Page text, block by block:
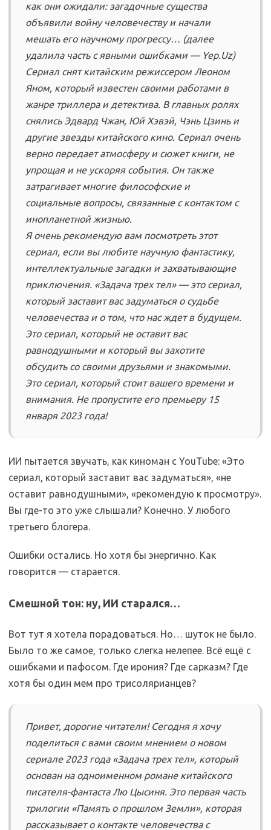
как они ожидали: загадочные существа
объявили войну человечеству и начали
мешать его научному прогрессу… (далее
удалила часть с явными ошибками — Yep.Uz)
Сериал снят китайским режиссером Леоном
Яном, который известен своими работами в
жанре триллера и детектива. В главных ролях
снялись Эдвард Чжан, Юй Хэвэй, Чэнь Цзинь и
другие звезды китайского кино. Сериал очень
верно передает атмосферу и сюжет книги, не
упрощая и не ускоряя события. Он также
затрагивает многие философские и
социальные вопросы, связанные с контактом с
инопланетной жизнью.
Я очень рекомендую вам посмотреть этот
сериал, если вы любите научную фантастику,
интеллектуальные загадки и захватывающие
приключения. «Задача трех тел» — это сериал,
который заставит вас задуматься о судьбе
человечества и о том, что нас ждет в будущем.
Это сериал, который не оставит вас
равнодушными и который вы захотите
обсудить со своими друзьями и знакомыми.
Это сериал, который стоит вашего времени и
внимания. Не пропустите его премьеру 15
января 2023 года!
ИИ пытается звучать, как киноман с YouTube: «Это
сериал, который заставит вас задуматься», «не
оставит равнодушными», «рекомендую к просмотру».
Вы где-то это уже слышали? Конечно. У любого
третьего блогера.
Ошибки остались. Но хотя бы энергично. Как
говорится — старается.
Смешной тон: ну, ИИ старался…
Вот тут я хотела порадоваться. Но… шуток не было.
Было то же самое, только слегка нелепее. Всё ещё с
ошибками и пафосом. Где ирония? Где сарказм? Где
хотя бы один мем про трисолярианцев?
Привет, дорогие читатели! Сегодня я хочу
поделиться с вами своим мнением о новом
сериале 2023 года «Задача трех тел», который
основан на одноименном романе китайского
писателя-фантаста Лю Цысиня. Это первая часть
трилогии «Память о прошлом Земли», которая
рассказывает о контакте человечества с